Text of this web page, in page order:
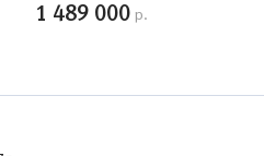
1 489 000 р.